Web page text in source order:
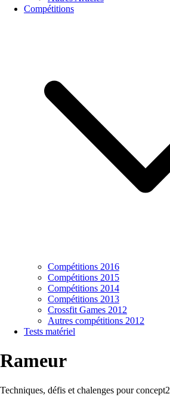
Compétitions
Compétitions 2016
Compétitions 2015
Compétitions 2014
Compétitions 2013
Crossfit Games 2012
Autres compétitions 2012
Tests matériel
Rameur
Techniques, défis et chalenges pour concept2